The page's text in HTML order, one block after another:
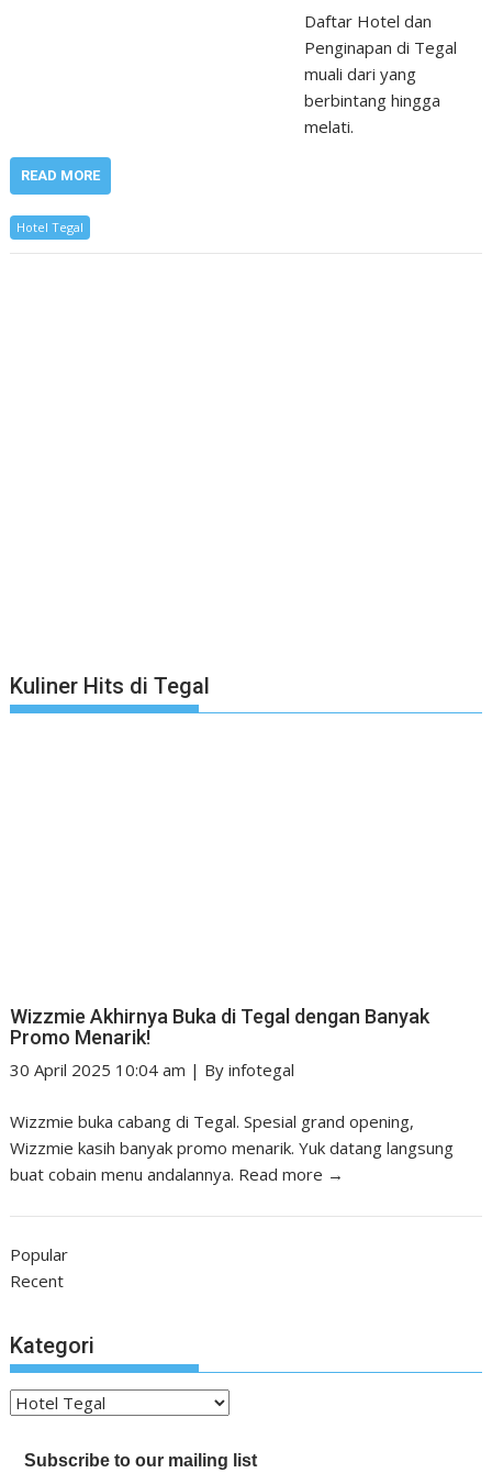
Daftar Hotel dan
Penginapan di Tegal
muali dari yang
berbintang hingga
melati.
READ MORE
Hotel Tegal
Kuliner Hits di Tegal
Wizzmie Akhirnya Buka di Tegal dengan Banyak
Promo Menarik!
30 April 2025 10:04 am | Byinfotegal
Wizzmie buka cabang di Tegal. Spesial grand opening,
Wizzmie kasih banyak promo menarik. Yuk datang langsung
buat cobain menu andalannya. Read more →
Popular
Recent
Kategori
Kategori
Subscribe to our mailing list